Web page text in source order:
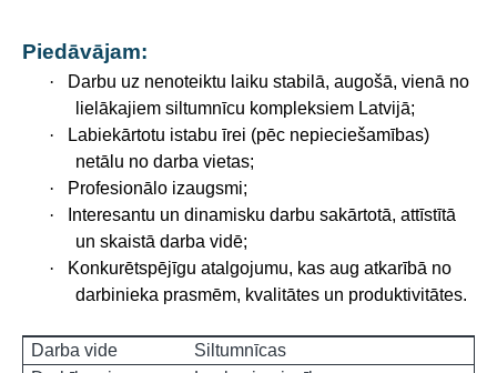
Piedāvājam:
·
Darbu uz nenoteiktu laiku stabilā, augošā, vienā no
lielākajiem siltumnīcu kompleksiem Latvijā;
·
Labiekārtotu istabu īrei (pēc nepieciešamības)
netālu no darba vietas;
·
Profesionālo izaugsmi;
·
Interesantu un dinamisku darbu sakārtotā, attīstītā
un skaistā darba vidē;
·
Konkurētspējīgu atalgojumu, kas aug atkarībā no
darbinieka prasmēm, kvalitātes un produktivitātes.
Darba vide
Siltumnīcas